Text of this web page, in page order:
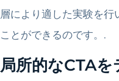
層により適した実験を
ことができるのです。.
局所的なCTAを